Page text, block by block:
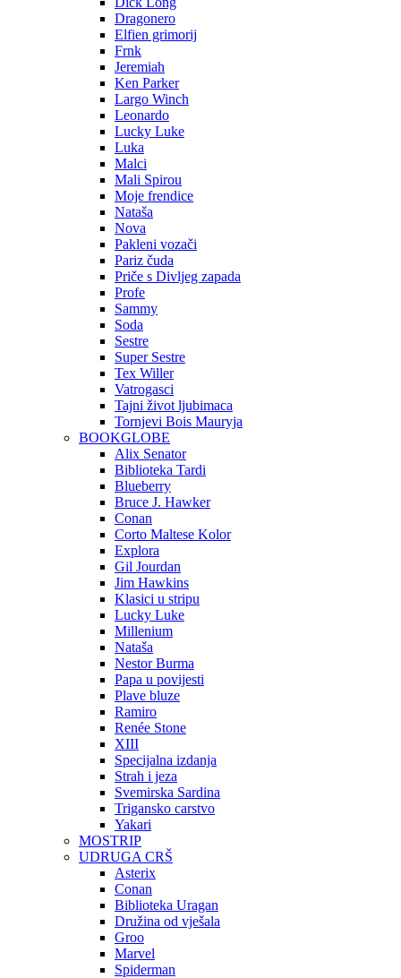
Dragonero
Elfien grimorij
Frnk
Jeremiah
Ken Parker
Largo Winch
Leonardo
Lucky Luke
Luka
Malci
Mali Spirou
Moje frendice
Nataša
Nova
Pakleni vozači
Pariz čuda
Priče s Divljeg zapada
Profe
Sammy
Soda
Sestre
Super Sestre
Tex Willer
Vatrogasci
Tajni život ljubimaca
Tornjevi Bois Mauryja
BOOKGLOBE
Alix Senator
Biblioteka Tardi
Blueberry
Bruce J. Hawker
Conan
Corto Maltese Kolor
Explora
Gil Jourdan
Jim Hawkins
Klasici u stripu
Lucky Luke
Millenium
Nataša
Nestor Burma
Papa u povijesti
Plave bluze
Ramiro
Renée Stone
XIII
Specijalna izdanja
Strah i jeza
Svemirska Sardina
Trigansko carstvo
Yakari
MOSTRIP
UDRUGA CRŠ
Asterix
Conan
Biblioteka Uragan
Družina od vješala
Groo
Marvel
Spiderman